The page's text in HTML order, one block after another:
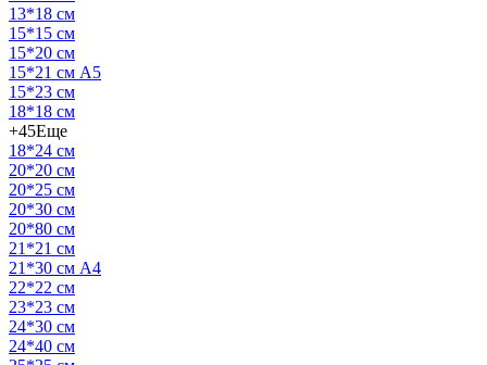
13*18 см
15*15 см
15*20 см
15*21 см А5
15*23 см
18*18 см
+45Еще
18*24 см
20*20 см
20*25 см
20*30 см
20*80 см
21*21 см
21*30 см А4
22*22 см
23*23 см
24*30 см
24*40 см